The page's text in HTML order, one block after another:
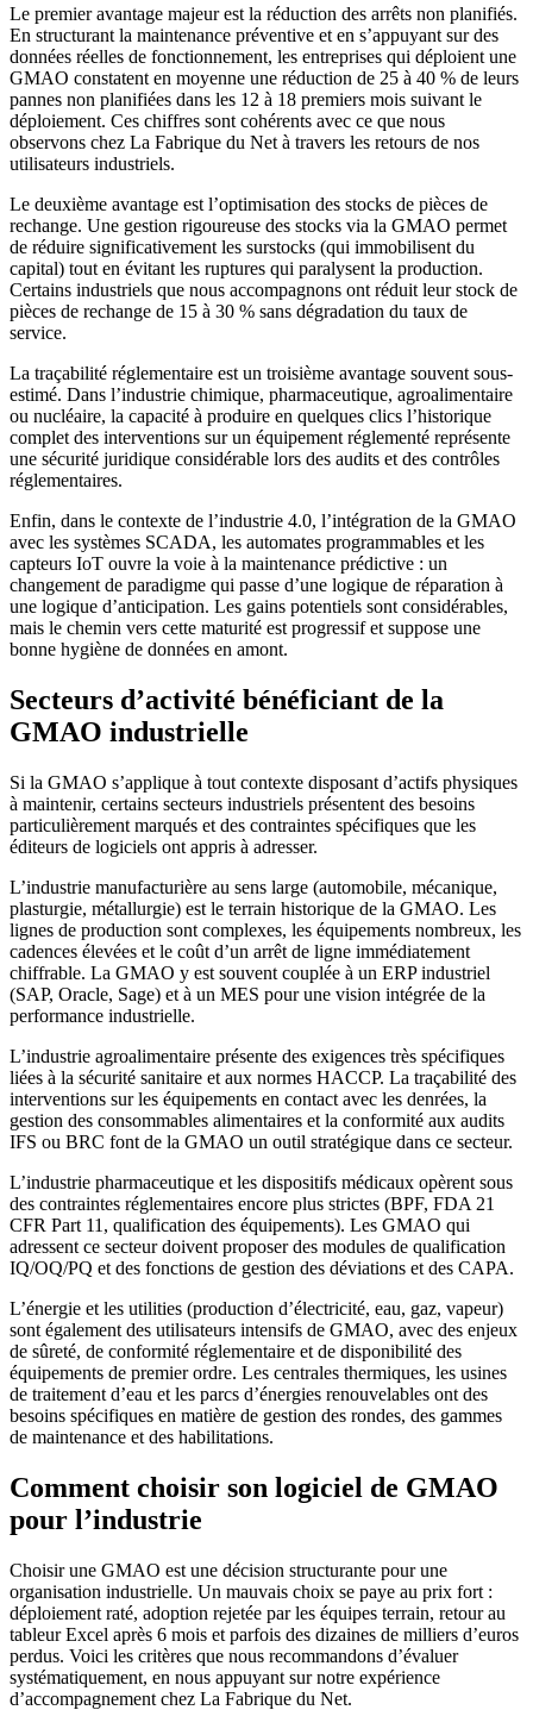
Le premier avantage majeur est la réduction des arrêts non planifiés.
En structurant la maintenance préventive et en s’appuyant sur des
données réelles de fonctionnement, les entreprises qui déploient une
GMAO constatent en moyenne une réduction de 25 à 40 % de leurs
pannes non planifiées dans les 12 à 18 premiers mois suivant le
déploiement. Ces chiffres sont cohérents avec ce que nous
observons chez La Fabrique du Net à travers les retours de nos
utilisateurs industriels.
Le deuxième avantage est l’optimisation des stocks de pièces de
rechange. Une gestion rigoureuse des stocks via la GMAO permet
de réduire significativement les surstocks (qui immobilisent du
capital) tout en évitant les ruptures qui paralysent la production.
Certains industriels que nous accompagnons ont réduit leur stock de
pièces de rechange de 15 à 30 % sans dégradation du taux de
service.
La traçabilité réglementaire est un troisième avantage souvent sous-
estimé. Dans l’industrie chimique, pharmaceutique, agroalimentaire
ou nucléaire, la capacité à produire en quelques clics l’historique
complet des interventions sur un équipement réglementé représente
une sécurité juridique considérable lors des audits et des contrôles
réglementaires.
Enfin, dans le contexte de l’industrie 4.0, l’intégration de la GMAO
avec les systèmes SCADA, les automates programmables et les
capteurs IoT ouvre la voie à la maintenance prédictive : un
changement de paradigme qui passe d’une logique de réparation à
une logique d’anticipation. Les gains potentiels sont considérables,
mais le chemin vers cette maturité est progressif et suppose une
bonne hygiène de données en amont.
Secteurs d’activité bénéficiant de la
GMAO industrielle
Si la GMAO s’applique à tout contexte disposant d’actifs physiques
à maintenir, certains secteurs industriels présentent des besoins
particulièrement marqués et des contraintes spécifiques que les
éditeurs de logiciels ont appris à adresser.
L’industrie manufacturière au sens large (automobile, mécanique,
plasturgie, métallurgie) est le terrain historique de la GMAO. Les
lignes de production sont complexes, les équipements nombreux, les
cadences élevées et le coût d’un arrêt de ligne immédiatement
chiffrable. La GMAO y est souvent couplée à un ERP industriel
(SAP, Oracle, Sage) et à un MES pour une vision intégrée de la
performance industrielle.
L’industrie agroalimentaire présente des exigences très spécifiques
liées à la sécurité sanitaire et aux normes HACCP. La traçabilité des
interventions sur les équipements en contact avec les denrées, la
gestion des consommables alimentaires et la conformité aux audits
IFS ou BRC font de la GMAO un outil stratégique dans ce secteur.
L’industrie pharmaceutique et les dispositifs médicaux opèrent sous
des contraintes réglementaires encore plus strictes (BPF, FDA 21
CFR Part 11, qualification des équipements). Les GMAO qui
adressent ce secteur doivent proposer des modules de qualification
IQ/OQ/PQ et des fonctions de gestion des déviations et des CAPA.
L’énergie et les utilities (production d’électricité, eau, gaz, vapeur)
sont également des utilisateurs intensifs de GMAO, avec des enjeux
de sûreté, de conformité réglementaire et de disponibilité des
équipements de premier ordre. Les centrales thermiques, les usines
de traitement d’eau et les parcs d’énergies renouvelables ont des
besoins spécifiques en matière de gestion des rondes, des gammes
de maintenance et des habilitations.
Comment choisir son logiciel de GMAO
pour l’industrie
Choisir une GMAO est une décision structurante pour une
organisation industrielle. Un mauvais choix se paye au prix fort :
déploiement raté, adoption rejetée par les équipes terrain, retour au
tableur Excel après 6 mois et parfois des dizaines de milliers d’euros
perdus. Voici les critères que nous recommandons d’évaluer
systématiquement, en nous appuyant sur notre expérience
d’accompagnement chez La Fabrique du Net.